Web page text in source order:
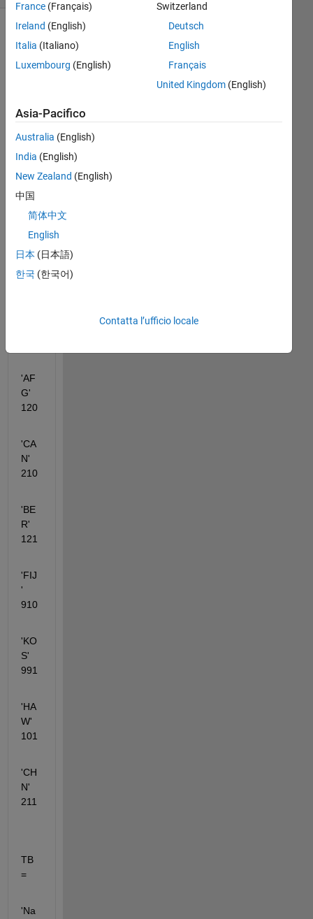
Hi, I
hav
tabl
es
exa
e:
TA=
'AF
G'
120
'CA
N'
210
'BE
R'
'FIJ
'
910
'KO
S'
991
'HA
W'
101
'CH
N'
TB
=
'Na
France (Français)
Ireland (English)
Italia (Italiano)
Luxembourg (English)
Switzerland
Deutsch
English
Français
United Kingdom(English)
Asia-Pacifico
Australia (English)
India (English)
New Zealand (English)
中国
简体中文
English
日本 (日本語)
한국 (한국어)
Contatta l’ufficio locale